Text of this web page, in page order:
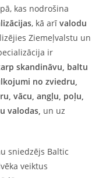
kas nodrošina
, kā arīvalodu
Ziemeļvalstu un
ir
skandināvu, baltu
no zviedru
,vācu ,angļu poļu
valodas un uz
sniedzējs Baltic
veiktus